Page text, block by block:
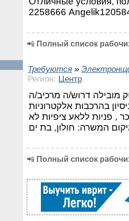
2258666
📲 Полный список
Требуются »
Регион: Центр
מובילה דרוש/ה מרכיב/ה
בהרכבות אלקטרוניות
, פניות ללאע ציפיות לא
המשרה: חולון, בת ים
📲 Полный список